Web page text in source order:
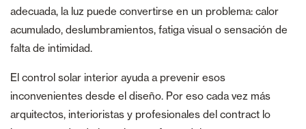
adecuada, la luz puede convertirse en un problema: calor
acumulado, deslumbramientos, fatiga visual o sensación de
falta de intimidad.
El control solar interior ayuda a prevenir esos
inconvenientes desde el diseño. Por eso cada vez más
arquitectos, interioristas y profesionales del contract lo